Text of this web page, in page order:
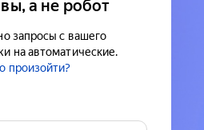
а не робот
запросы с вашего
на автоматические.
произойти?